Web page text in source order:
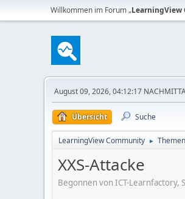
Willkommen im Forum „
August 09, 2026, 04:12:17
Übersicht Suche
LearningView Community ► Themen
XXS-Attacke
Begonnen von ICT-Learnfactory,